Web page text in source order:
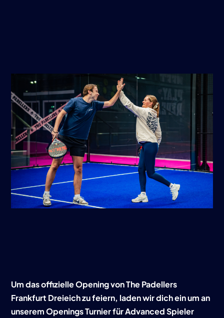
Um das offizielle Opening von The Padellers
Frankfurt Dreieich zu feiern, laden wir dich ein um an
unserem Openings Turnier für Advanced Spieler